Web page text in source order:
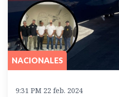
NACIONALES
9:31 PM 22 feb. 2024